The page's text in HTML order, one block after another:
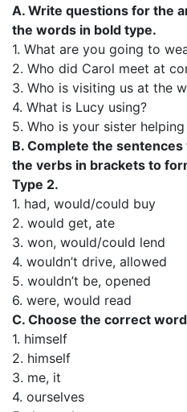
A. Write questions for the
the words in bold type.
1. What are you going to
2. Who did Carol meet at
3. Who is visiting us at the
4. What is Lucy using?
5. Who is your sister helping
B. Complete the
the verbs in brackets to
Type 2.
1. had, would/could buy
2. would get, ate
3. won, would/could lend
4. wouldn’t drive, allowed
5. wouldn’t be, opened
6. were, would read
C. Choose the correct
1. himself
2. himself
3. me, it
4. ourselves